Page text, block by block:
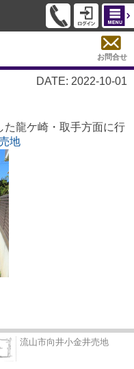
お問合せ
DATE: 2022-10-01
た龍ケ崎・取手方面に行
地
流山市向井小金井売地